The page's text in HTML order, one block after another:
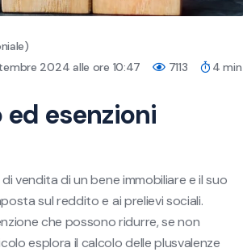
2024 alle ore 10:47 7113 4 min
ed esenzioni
vendita di un bene immobiliare e il suo
sul reddito e ai prelievi sociali.
che possono ridurre, se non
esplora il calcolo delle plusvalenze